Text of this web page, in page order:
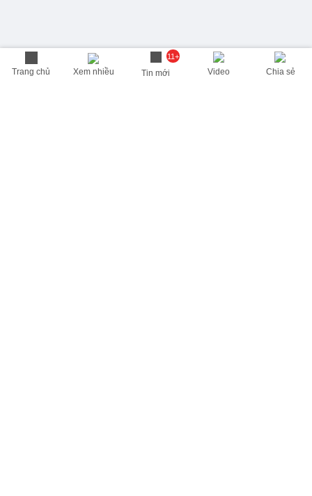
Trang chủ Xem nhiều
11+
Tin mới Video Chia sẻ